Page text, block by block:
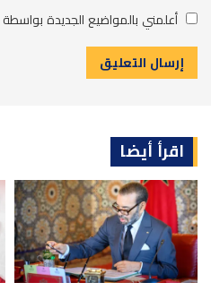
أعلمني بالمواضيع الجديدة بواسطة
اقرأ أيضا